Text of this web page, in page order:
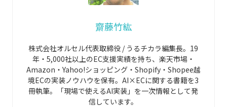
齋藤竹紘
株式会社オルセル代表取締役 / うるチカラ編集長。19
年・5,000社以上のEC支援実績を持ち、楽天市場・
Amazon・Yahoo!ショッピング・Shopify・Shopee越
境ECの実装ノウハウを保有。AI×ECに関する書籍を3
冊執筆。「現場で使えるAI実装」を一次情報として発
信しています。